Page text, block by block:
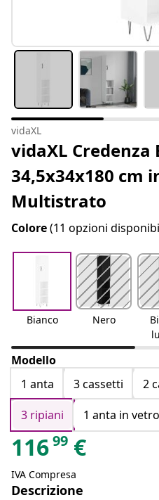
vidaXL
vidaXL Credenza
34,5x34x180 cm
Multistrato
Colore(11 opzioni
Bianco Nero
Modello
1 anta
3 cassetti
2
3 ripiani
1 anta in vetro
11699 €
IVA Compresa
Descrizione